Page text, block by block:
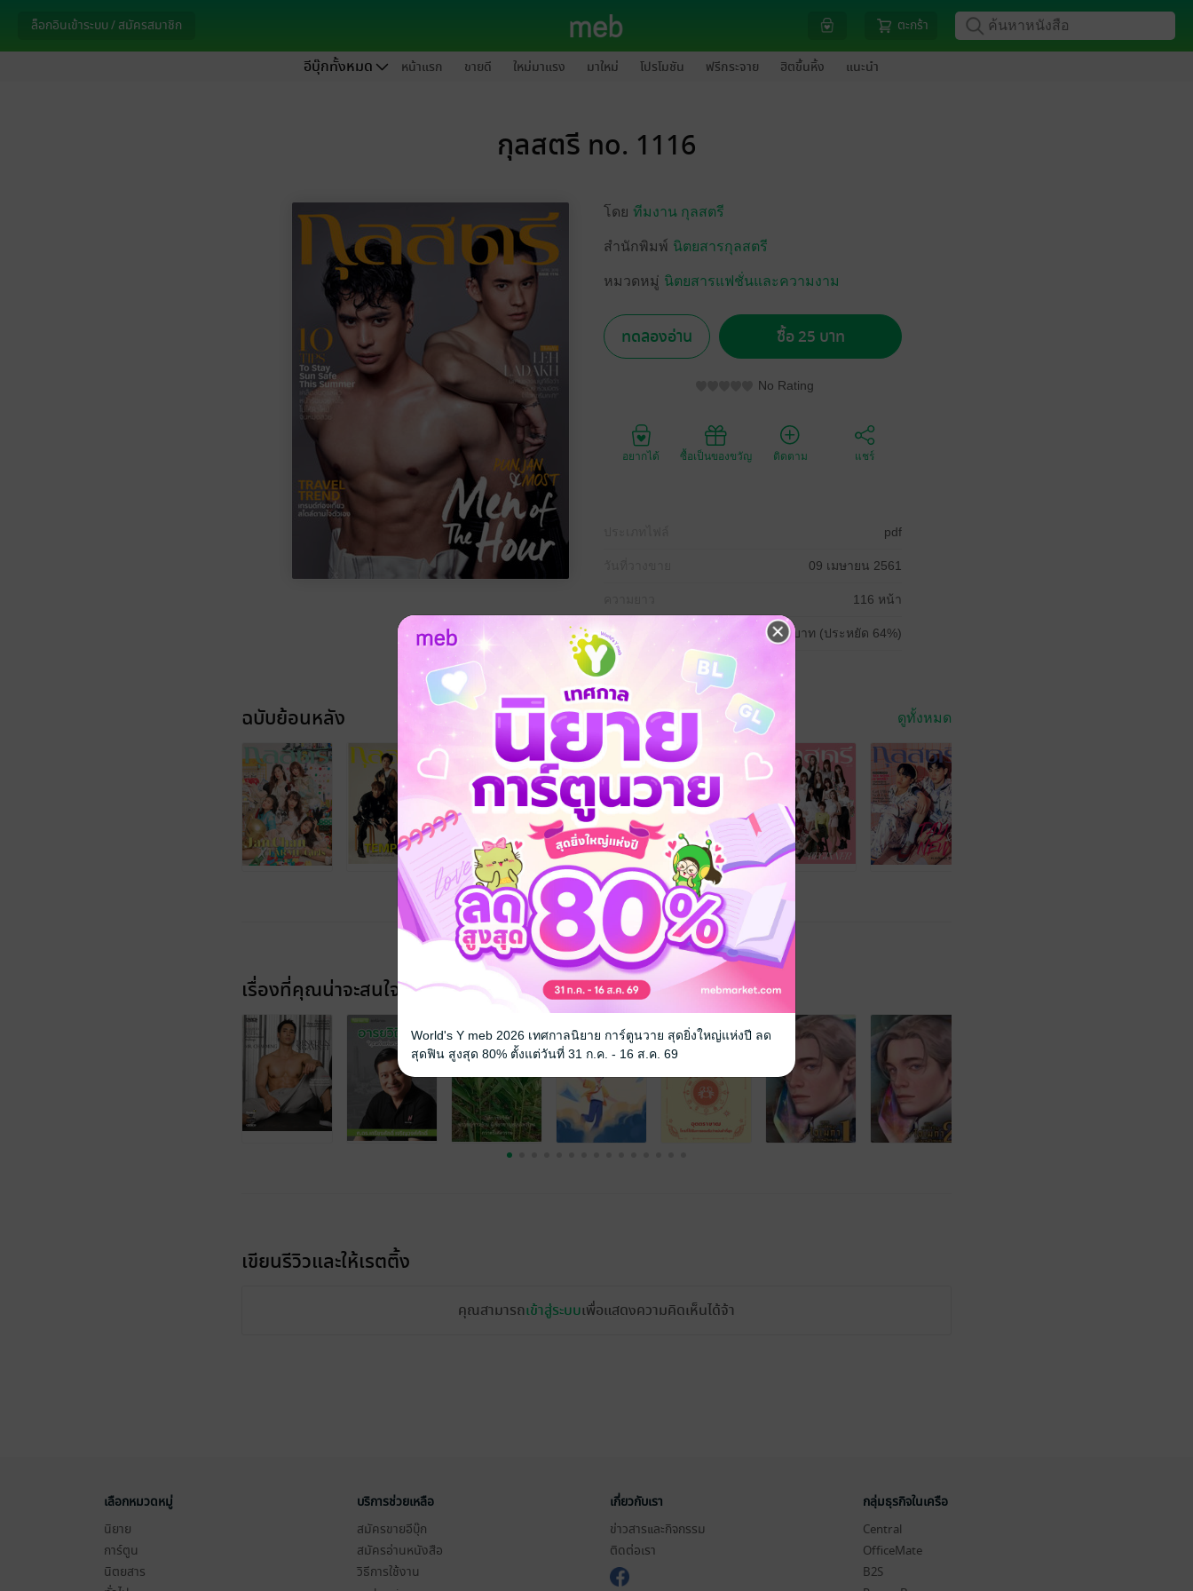
ล็อกอินเข้าระบบ / สมัครสมาชิก ตะกร้า
อีบุ๊กทั้งหมด หน้าแรก ขายดี ใหม่มาแรง มาใหม่ โปรโมชัน ฟรีกระจาย ฮิตขึ้นหิ้ง แนะนำ
กุลสตรี no. 1116
โดย ทีมงาน กุลสตรี
สำนักพิมพ์ นิตยสารกุลสตรี
หมวดหมู่ นิตยสารแฟชั่นและความงาม
ทดลองอ่าน ซื้อ 25 บาท
No Rating
อยากได้ ซื้อเป็นของขวัญ ติดตาม แชร์
pdf
09 เมษายน 2561
116 หน้า
ราคาปก 70 บาท (ประหยัด 64%)
ฉบับย้อนหลัง ดูทั้งหมด
เรื่องที่คุณน่าจะสนใจ
เขียนรีวิวและให้เรตติ้ง
คุณสามารถเข้าสู่ระบบเพื่อแสดงความคิดเห็นได้จ้า
เลือกหมวดหมู่
นิยาย
การ์ตูน
นิตยสาร
บริการช่วยเหลือ
สมัครขายอีบุ๊ก
สมัครอ่านหนังสือ
วิธีการใช้งาน
เกี่ยวกับเรา
ข่าวสารและกิจกรรม
ติดต่อเรา
กลุ่มธุรกิจในเครือ
Central
OfficeMate
B2S
World's Y meb 2026 เทศกาลนิยาย การ์ตูนวาย สุดยิ่งใหญ่แห่งปี ลด
สุดฟิน สูงสุด 80% ตั้งแต่วันที่ 31 ก.ค. - 16 ส.ค. 69